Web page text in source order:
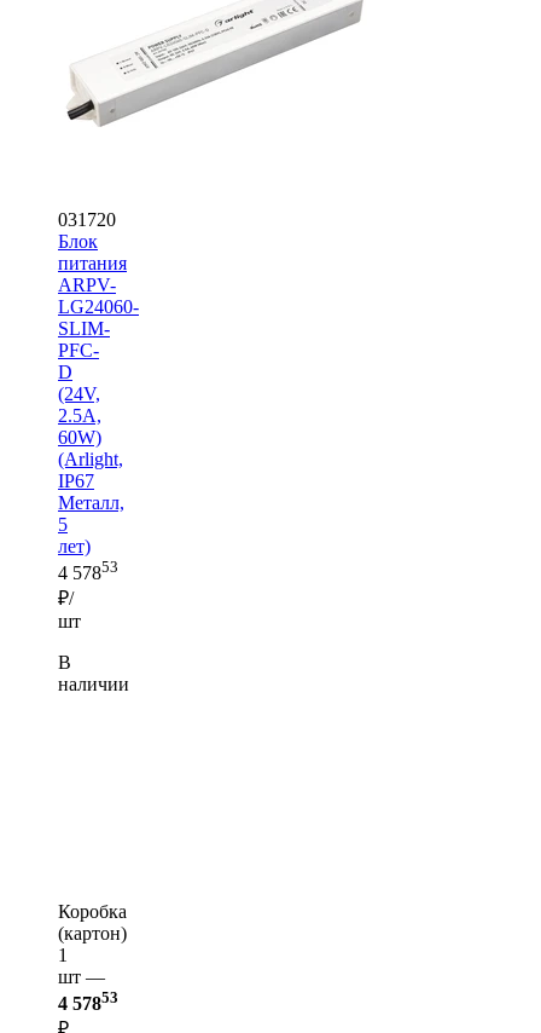
031720
Блок
питания
ARPV-
LG24060-
SLIM-
PFC-
D
(24V,
2.5A,
60W)
(Arlight,
IP67
Металл,
5
лет)
4 57853
₽/
шт
В
наличии
Коробка
(картон)
1
шт —
4 57853